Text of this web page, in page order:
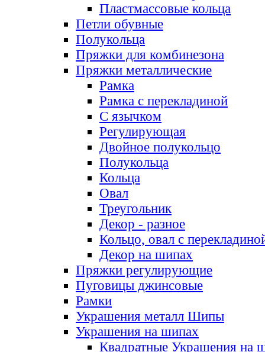
Пластмассовые кольца
Петли обувные
Полукольца
Пряжки для комбинезона
Пряжки металлические
Рамка
Рамка с перекладиной
С язычком
Регулирующая
Двойное полукольцо
Полукольца
Кольца
Овал
Треугольник
Декор - разное
Кольцо, овал с
Декор на шипах
Пряжки регулирующие
Пуговицы джинсовые
Рамки
Украшения металл Шипы
Украшения на шипах
Квадратные Украшения на